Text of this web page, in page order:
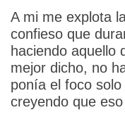
A mi me explota
confieso que
haciendo aquello
mejor dicho, no
ponía el foco
creyendo que